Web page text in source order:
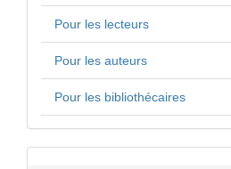
Pour les lecteurs
Pour les auteurs
Pour les bibliothécaires